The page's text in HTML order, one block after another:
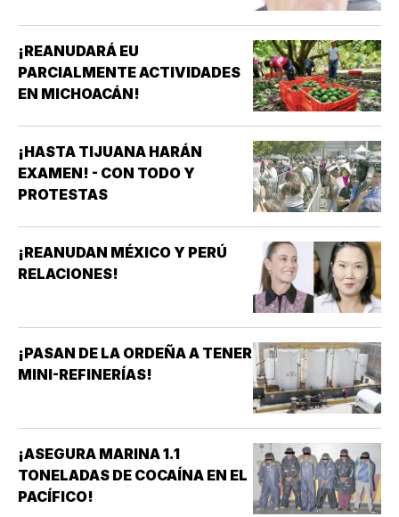
¡REANUDARÁ EU
PARCIALMENTE ACTIVIDADES
EN MICHOACÁN!
¡HASTA TIJUANA HARÁN
EXAMEN! - CON TODO Y
PROTESTAS
¡REANUDAN MÉXICO Y PERÚ
RELACIONES!
¡PASAN DE LA ORDEÑA A TENER
MINI-REFINERÍAS!
¡ASEGURA MARINA 1.1
TONELADAS DE COCAÍNA EN EL
PACÍFICO!